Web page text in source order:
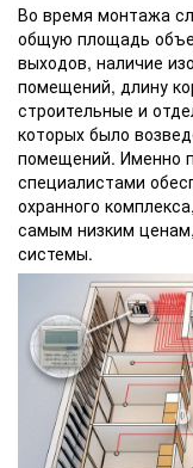
Во время монтажа
общую площадь
выходов, наличие
помещений, длину
строительные и
которых было
помещений. Именно
специалистами
охранного
самым низким
системы.